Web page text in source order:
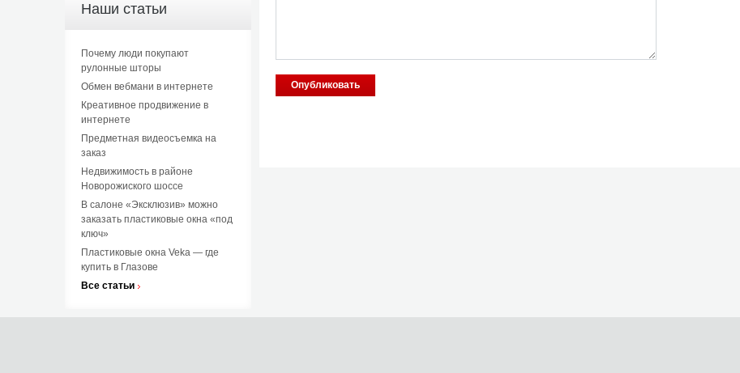
Наши статьи
Почему люди покупают
рулонные шторы
Обмен вебмани в интернете
Креативное продвижение в
интернете
Предметная видеосъемка на
заказ
Недвижимость в районе
Новорожиского шоссе
В салоне «Эксклюзив» можно
заказать пластиковые окна «под
ключ»
Пластиковые окна Veka — где
купить в Глазове
Все статьи